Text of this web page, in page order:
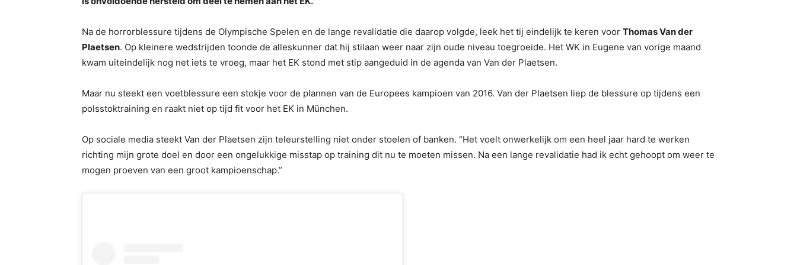
Na de horrorblessure tijdens de Olympische Spelen en de lange revalidatie die daarop volgde, leek het tij eindelijk te keren voor Thomas Van der
Plaetsen. Op kleinere wedstrijden toonde de alleskunner dat hij stilaan weer naar zijn oude niveau toegroeide. Het WK in Eugene van vorige maand
kwam uiteindelijk nog net iets te vroeg, maar het EK stond met stip aangeduid in de agenda van Van der Plaetsen.
Maar nu steekt een voetblessure een stokje voor de plannen van de Europees kampioen van 2016. Van der Plaetsen liep de blessure op tijdens een
polsstoktraining en raakt niet op tijd fit voor het EK in München.
Op sociale media steekt Van der Plaetsen zijn teleurstelling niet onder stoelen of banken. “Het voelt onwerkelijk om een heel jaar hard te werken
richting mijn grote doel en door een ongelukkige misstap op training dit nu te moeten missen. Na een lange revalidatie had ik echt gehoopt om weer te
mogen proeven van een groot kampioenschap.”